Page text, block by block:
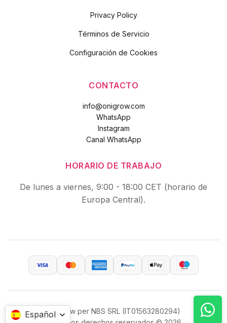
Privacy Policy
Términos de Servicio
Configuración de Cookies
CONTACTO
info@onigrow.com
WhatsApp
Instagram
Canal WhatsApp
HORARIO DE TRABAJO
De lunes a viernes, 9:00 - 18:00 CET (horario de
Europa Central).
OniGrow per NBS SRL (IT01563280294)
Español